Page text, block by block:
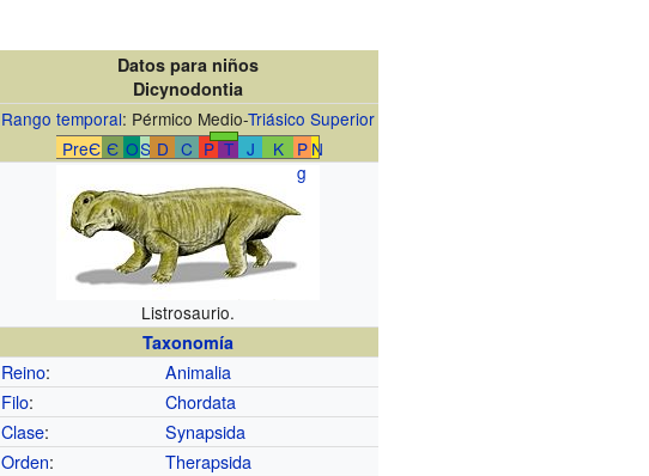
Datos para niños
Dicynodontia
Rango temporal: Pérmico Medio-Triásico Superior
PreЄ Є OS D C P T J K
P
g
N
Listrosaurio.
Taxonomía
Reino:
Animalia
Filo:
Chordata
Clase:
Synapsida
Orden:
Therapsida